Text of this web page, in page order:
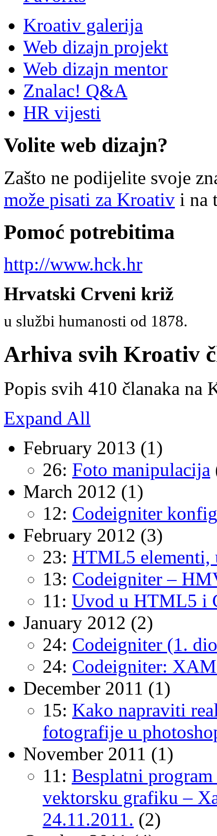
Kroativ galerija
Web dizajn projekt
Web dizajn mentor
Znalac! Q&A
HR vijesti
Volite web dizajn?
Zašto ne podijelite svoje
može pisati za Kroativ i na
Pomoć potrebitima
http://www.hck.hr
Hrvatski Crveni križ
u službi humanosti od 1878.
Arhiva svih Kroativ
Popis svih 410 članaka na
Expand All
February 2013 (1)
26: Foto manipulacija
March 2012 (1)
12: Codeigniter
February 2012 (3)
23: HTML5
13: Codeigniter –
11: Uvod u HTML5 i
January 2012 (2)
24: Codeigniter (1.
24: Codeigniter:
December 2011 (1)
15: Kako napraviti
fotografije u
November 2011 (1)
11: Besplatni
vektorsku grafiku –
24.11.2011. (2)